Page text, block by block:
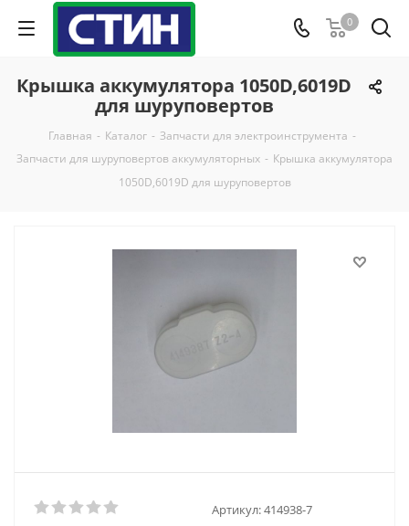
0
Крышка аккумулятора 1050D,6019D
для шуруповертов
Главная - Каталог - Запчасти для электроинструмента -
Запчасти для шуруповертов аккумуляторных - Крышка аккумулятора
1050D,6019D для шуруповертов
Артикул:414938-7